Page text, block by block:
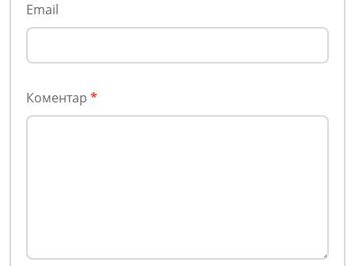
Email
Коментар *